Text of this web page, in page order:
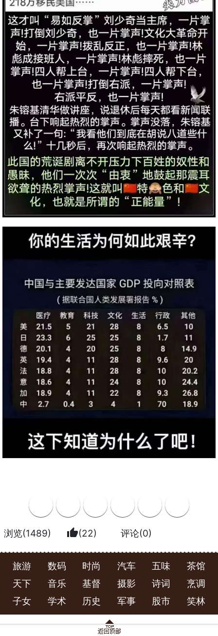
浏览(1489) thumb_up(22) 评论(0)
旅游 数码 时尚 汽车 五味
茶馆
天下
音乐 基督 摄影 诗词
烹调
子女
学术 历史 军事 股市 笑林